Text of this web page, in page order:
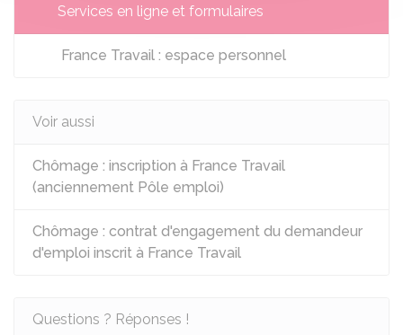
Services en ligne et formulaires
France Travail : espace personnel
Voir aussi
Chômage : inscription à France Travail
(anciennement Pôle emploi)
Chômage : contrat d'engagement du demandeur
d'emploi inscrit à France Travail
Questions ? Réponses !